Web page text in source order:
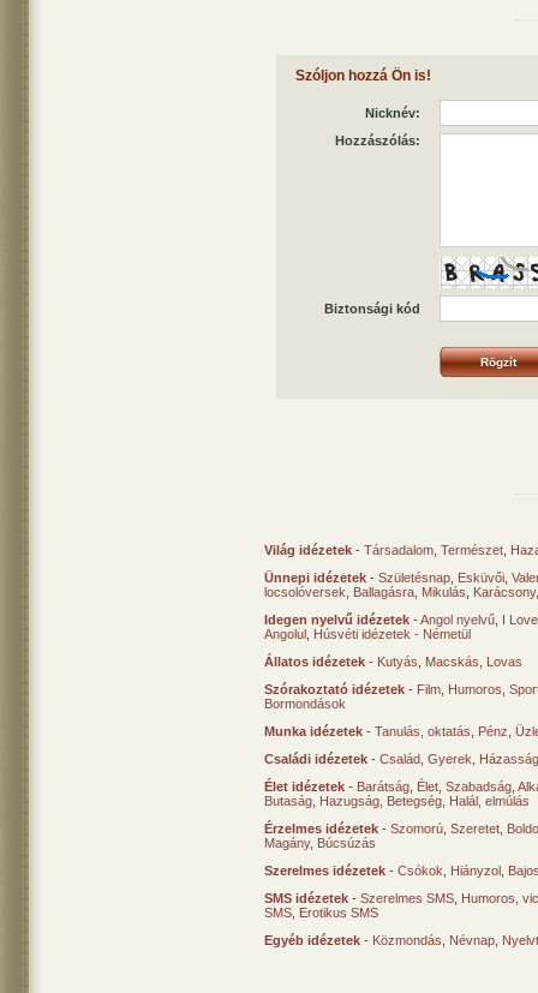
Szóljon hozzá Ön is!
Nicknév:
Hozzászólás:
Biztonsági kód
Világ idézetek - Társadalom Természet
Ünnepi idézetek - Születésnap Esküvői
locsolóversek
Ballagásra Mikulás Karácsony
Idegen nyelvű idézetek -Angol nyelvű I
Angolul Húsvéti idézetek - Németül
Állatos idézetek - Kutyás Macskás
Lovas
Szórakoztató idézetek - Film Humoros
Bormondások
Munka idézetek - Tanulás, oktatás Pénz
Családi idézetek - Család Gyerek
Élet idézetek - Barátság Élet Szabadság
Butaság Hazugság Betegség Halál, elmúlás
Érzelmes idézetek - Szomorú Szeretet
Magány, Búcsúzás
Szerelmes idézetek - Csókok Hiányzol
SMS idézetek - Szerelmes SMS Humoros,
SMS Erotikus SMS
Egyéb idézetek - Közmondás Névnap